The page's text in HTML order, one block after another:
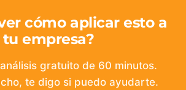
cómo aplicar esto a
tu empresa?
gratuito de 60 minutos.
te digo si puedo ayudarte.